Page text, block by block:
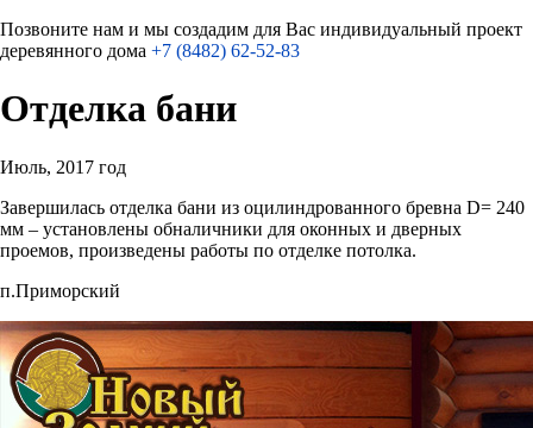
Позвоните нам и мы создадим для Вас индивидуальный проект
деревянного дома +7 (8482) 62-52-83
Отделка бани
Июль, 2017 год
Завершилась отделка бани из оцилиндрованного бревна D= 240
мм – установлены обналичники для оконных и дверных
проемов, произведены работы по отделке потолка.
п.Приморский